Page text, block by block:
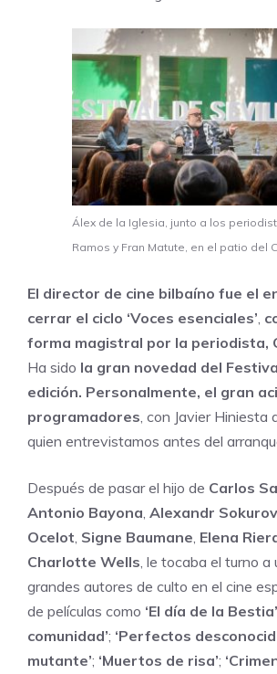
Álex de la Iglesia, junto a los
Ramos y Fran Matute, en el patio del
El director de cine bilbaíno fue el
cerrar el ciclo ‘Voces esenciales’
forma magistral por la periodista,
Ha sido la gran novedad del
edición. Personalmente, el gran
programadores , con Javier Hiniesta
quien entrevistamos antes del
Después de pasar el hijo de Carlos
Antonio Bayona Alexandr Sokurov
Ocelot Signe Baumane Elena
Charlotte Wells , le tocaba el turno a
grandes autores de culto en el cine
de películas como ‘El día de la Bestia’
comunidad’; ‘Perfectos
mutante’; ‘Muertos de risa’;